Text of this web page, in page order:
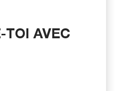
TOI AVEC